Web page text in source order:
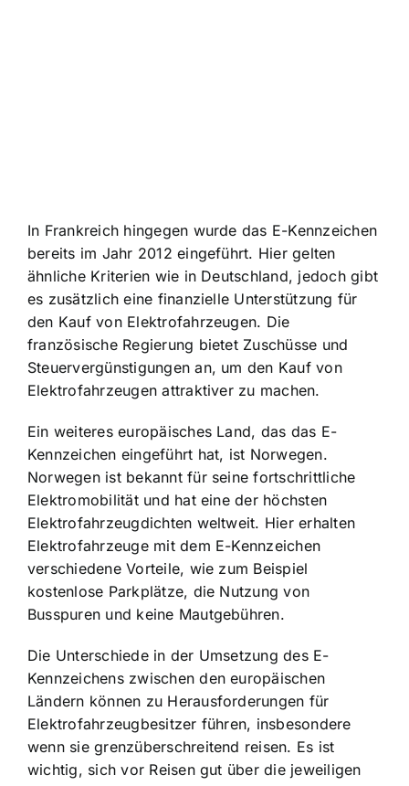
In Frankreich hingegen wurde das E-Kennzeichen
bereits im Jahr 2012 eingeführt. Hier gelten
ähnliche Kriterien wie in Deutschland, jedoch gibt
es zusätzlich eine finanzielle Unterstützung für
den Kauf von Elektrofahrzeugen. Die
französische Regierung bietet Zuschüsse und
Steuervergünstigungen an, um den Kauf von
Elektrofahrzeugen attraktiver zu machen.
Ein weiteres europäisches Land, das das E-
Kennzeichen eingeführt hat, ist Norwegen.
Norwegen ist bekannt für seine fortschrittliche
Elektromobilität und hat eine der höchsten
Elektrofahrzeugdichten weltweit. Hier erhalten
Elektrofahrzeuge mit dem E-Kennzeichen
verschiedene Vorteile, wie zum Beispiel
kostenlose Parkplätze, die Nutzung von
Busspuren und keine Mautgebühren.
Die Unterschiede in der Umsetzung des E-
Kennzeichens zwischen den europäischen
Ländern können zu Herausforderungen für
Elektrofahrzeugbesitzer führen, insbesondere
wenn sie grenzüberschreitend reisen. Es ist
wichtig, sich vor Reisen gut über die jeweiligen